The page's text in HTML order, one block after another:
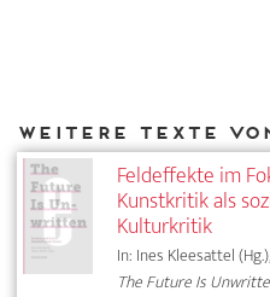
Feldeffekte im
Kunstkritik als
Kulturkritik
In: Ines Kleesattel
The Future Is